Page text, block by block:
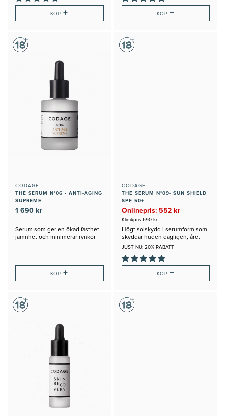
KÖP+ KÖP +
CODAGE
THE SERUM N°06 - ANTI-AGING
SUPREME
1 690 kr
Serum som ger en ökad fasthet,
jämnhet och minimerar rynkor
KÖP+
CODAGE
THE SERUM N°09- SUN SHIELD
SPF 50+
Onlinepris: 552 kr
Klinikpris 690 kr
Högt solskydd i serumform som
skyddar huden dagligen, året
runt
JUST NU: 20% RABATT
KÖP +